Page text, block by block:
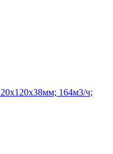
164м3/ч;